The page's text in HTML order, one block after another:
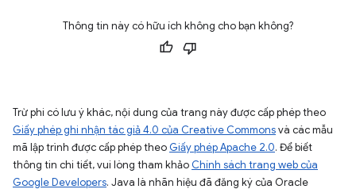
Thông tin này có hữu ích không cho bạn không?
Trừ phi có lưu ý khác, nội dung của trang này được cấp phép theo
Giấy phép ghi nhận tác giả 4.0 của Creative Commonsvà các mẫu
mã lập trình được cấp phép theo Giấy phép Apache 2.0. Để biết
thông tin chi tiết, vui lòng tham khảo Chính sách trang web của
Google Developers. Java là nhãn hiệu đã đăng ký của Oracle